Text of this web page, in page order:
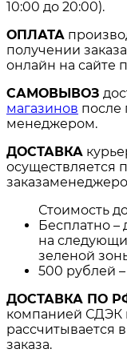
10:00 до 20:00).
ОПЛАТА
получении
онлайн на сайте
САМОВЫВОЗ
магазинов после
менеджером.
ДОСТАВКА
осуществляется
Стоимость
Бесплатно –
на
зеленой
500 рублей –
ДОСТАВКА ПО
компанией СДЭК
рассчитывается
заказа.